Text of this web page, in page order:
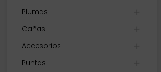
Plumas
Cañas
Accesorios
Puntas